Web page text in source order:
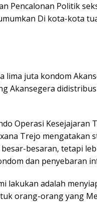
Pencalonan Politik
Di kota-kota
lima juta kondom
Akansegera
Operasi Kesejajaran
Trejo
besaran, tetapi
dan penyebaran
lakukan adalah
orang-orang yang